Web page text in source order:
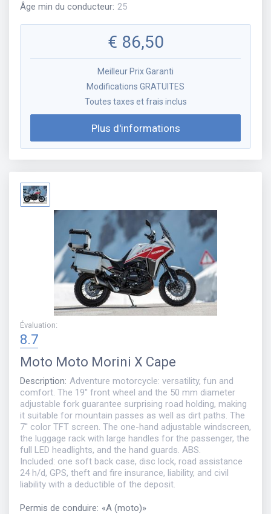
Âge min du conducteur: 25
€ 86,50
Meilleur Prix Garanti
Modifications GRATUITES
Toutes taxes et frais inclus
Plus d'informations
Évaluation:
8.7
Moto Moto Morini X Cape
Description: Adventure motorcycle: versatility, fun and
comfort. The 19'' front wheel and the 50 mm diameter
adjustable fork guarantee surprising road holding, making
it suitable for mountain passes as well as dirt paths. The
7'' color TFT screen. The one-hand adjustable windscreen,
the luggage rack with large handles for the passenger, the
full LED headlights, and the hand guards. ABS.
Included: one soft back case, disc lock, road assistance
24 h/d, GPS, theft and fire insurance, liability, and civil
liability with a deductible of the deposit.
Permis de conduire: «A (moto)»